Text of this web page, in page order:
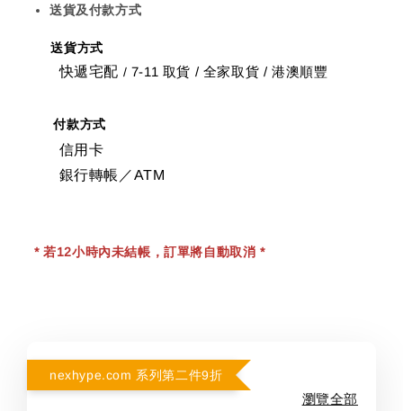
送貨及付款方式
送貨方式
快遞宅配 / 7-11 取貨 / 全家取貨 / 港澳順豐
付款方式
信用卡
銀行轉帳／ATM
* 若12小時內未結帳，訂單將自動取消 *
nexhype.com 系列第二件9折
瀏覽全部